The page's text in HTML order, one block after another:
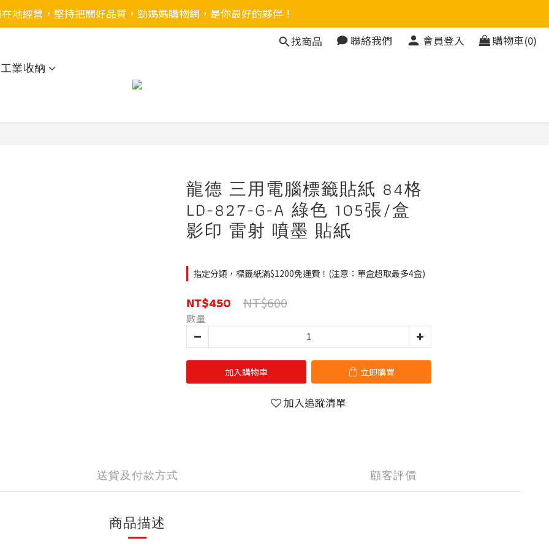
地經營，堅持把關好品質，勁媽媽購物網，是你最好的夥伴！
找商品
聯絡我們 會員登入 購物車(0)
業收納
龍德 三用電腦標籤貼紙 84格
LD-827-G-A 綠色 105張/盒
影印 雷射 噴墨 貼紙
指定分類，標籤紙滿$1200免運費！(注意：單盒超取最多4盒)
NT$450 NT$600
數量
加入購物車 立即購買
加入追蹤清單
送貨及付款方式 顧客評價
商品描述